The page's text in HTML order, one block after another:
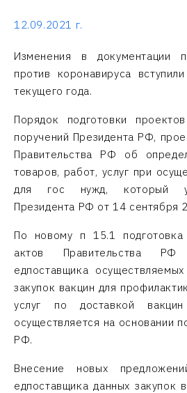
12.09.2021 г.
Изменения в документации
против коронавируса
текущего года.
Порядок подготовки
поручений Президента РФ,
Правительства РФ об
товаров, работ, услуг при
для гос нужд, который
Президента РФ от 14 сентября
По новому п 15.1 подготовка
актов Правительства
едпоставщика
закупок вакцин для
услуг по доставкой
осуществляется на основании
РФ.
Внесение новых
едпоставщика данных закупок